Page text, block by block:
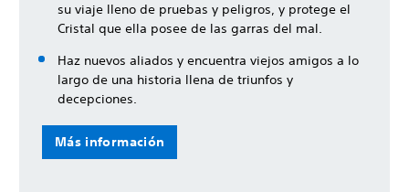
su viaje lleno de pruebas y peligros, y protege el
Cristal que ella posee de las garras del mal.
Haz nuevos aliados y encuentra viejos amigos a lo
largo de una historia llena de triunfos y
decepciones.
Más información